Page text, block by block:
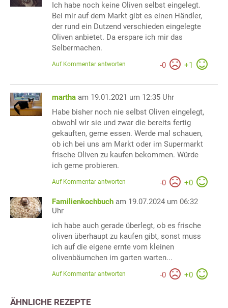
Ich habe noch keine Oliven selbst eingelegt.
Bei mir auf dem Markt gibt es einen Händler,
der rund ein Dutzend verschieden eingelegte
Oliven anbietet. Da erspare ich mir das
Selbermachen.
-0 +1
Auf Kommentar antworten
martha am 19.01.2021 um 12:35 Uhr
Habe bisher noch nie selbst Oliven eingelegt,
obwohl wir sie und zwar die bereits fertig
gekauften, gerne essen. Werde mal schauen,
ob ich bei uns am Markt oder im Supermarkt
frische Oliven zu kaufen bekommen. Würde
ich gerne probieren.
-0 +0
Auf Kommentar antworten
Familienkochbuch am 19.07.2024 um 06:32
Uhr
ich habe auch gerade überlegt, ob es frische
oliven überhaupt zu kaufen gibt, sonst muss
ich auf die eigene ernte vom kleinen
olivenbäumchen im garten warten...
-0 +0
Auf Kommentar antworten
ÄHNLICHE REZEPTE